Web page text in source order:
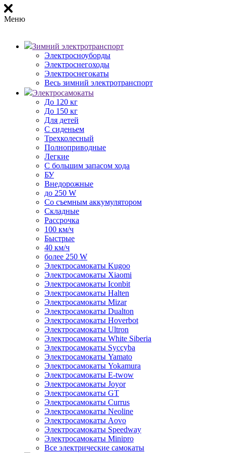
Меню
Зимний электротранспорт
Электросноуборды
Электроснегоходы
Электроснегокаты
Весь зимний электротранспорт
Электросамокаты
До 120 кг
До 150 кг
Для детей
С сиденьем
Трехколесный
Полноприводные
Легкие
С большим запасом хода
БУ
Внедорожные
до 250 W
Со съемным аккумулятором
Складные
Рассрочка
100 км/ч
Быстрые
40 км/ч
более 250 W
Электросамокаты Kugoo
Электросамокаты Xiaomi
Электросамокаты Iconbit
Электросамокаты Halten
Электросамокаты Mizar
Электросамокаты Dualton
Электросамокаты Hoverbot
Электросамокаты Ultron
Электросамокаты White Siberia
Электросамокаты Syccyba
Электросамокаты Yamato
Электросамокаты Yokamura
Электросамокаты E-twow
Электросамокаты Joyor
Электросамокаты GT
Электросамокаты Currus
Электросамокаты Neoline
Электросамокаты Aovo
Электросамокаты Speedway
Электросамокаты Minipro
Все электрические самокаты